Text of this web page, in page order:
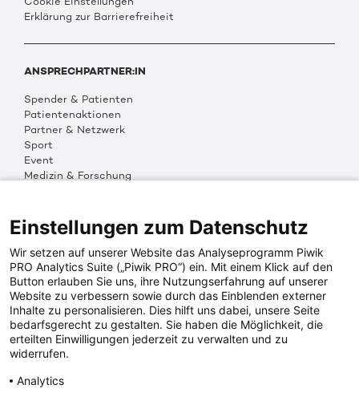
Erklärung zur Barrierefreiheit
ANSPRECHPARTNER:IN
Spender & Patienten
Patientenaktionen
Partner & Netzwerk
Sport
Event
Medizin & Forschung
Multimedia
Social Media
PRESSEINFOS
Fotos & Media
Digitale Pressemappen
Patientenaktionen
Einstellungen zum Datenschutz
Wir setzen auf unserer Website das Analyseprogramm Piwik
PRO Analytics Suite („Piwik PRO“) ein. Mit einem Klick auf den
Button erlauben Sie uns, ihre Nutzungserfahrung auf unserer
Website zu verbessern sowie durch das Einblenden externer
Inhalte zu personalisieren. Dies hilft uns dabei, unsere Seite
bedarfsgerecht zu gestalten. Sie haben die Möglichkeit, die
erteilten Einwilligungen jederzeit zu verwalten und zu
widerrufen.
Analytics